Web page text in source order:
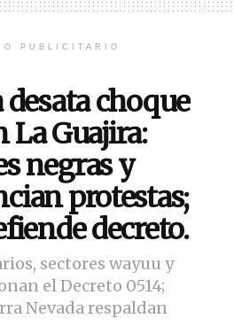
PUBLICITARIO
choque
Guajira:
negras y
protestas;
decreto.
sectores wayuu y
el Decreto 0514;
Nevada respaldan